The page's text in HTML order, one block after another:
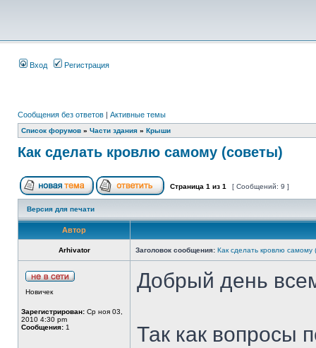
Вход Регистрация
Сообщения без ответов | Активные темы
Список форумов » Части здания » Крыши
Как сделать кровлю самому (советы)
Страница 1 из 1 [ Сообщений: 9 ]
Версия для печати
Автор
Arhivator Заголовок сообщения: Как сделать кровлю самому
Новичек
Зарегистрирован: Ср ноя 03,
2010 4:30 pm
Сообщения: 1
Добрый день
Так как вопросы